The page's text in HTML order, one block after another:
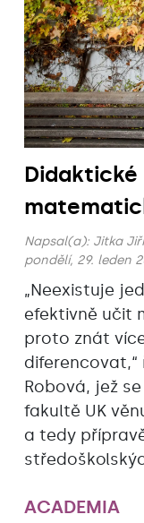
Didaktické
Napsal(a): Jitka
pondělí, 29. leden
„Neexistuje
efektivně učit
proto znát
Robová, jež
fakultě UK
a tedy
ACADEMIA